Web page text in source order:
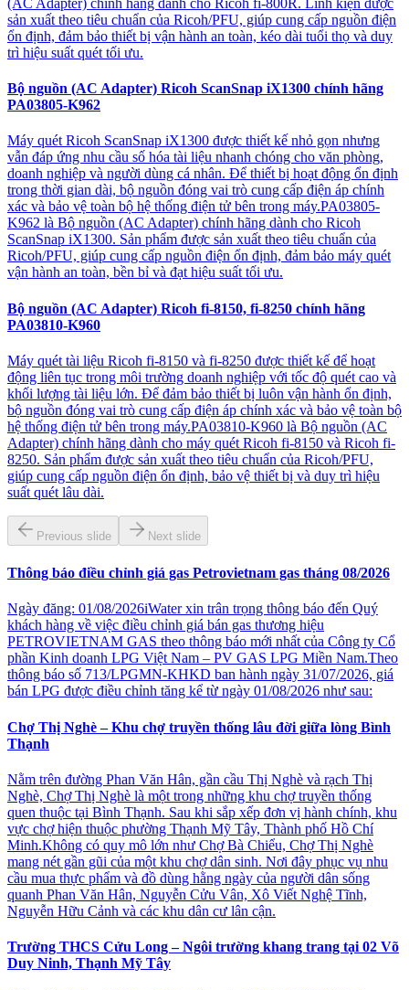
sản xuất theo tiêu chuẩn của Ricoh/PFU, giúp cung cấp nguồn điện
ổn định, đảm bảo thiết bị vận hành an toàn, kéo dài tuổi thọ và duy
trì hiệu suất quét tối ưu.
Bộ nguồn (AC Adapter) Ricoh ScanSnap iX1300 chính hãng
PA03805-K962
Máy quét Ricoh ScanSnap iX1300 được thiết kế nhỏ gọn nhưng
vẫn đáp ứng nhu cầu số hóa tài liệu nhanh chóng cho văn phòng,
doanh nghiệp và người dùng cá nhân. Để thiết bị hoạt động ổn định
trong thời gian dài, bộ nguồn đóng vai trò cung cấp điện áp chính
xác và bảo vệ toàn bộ hệ thống điện tử bên trong máy.PA03805-
K962 là Bộ nguồn (AC Adapter) chính hãng dành cho Ricoh
ScanSnap iX1300. Sản phẩm được sản xuất theo tiêu chuẩn của
Ricoh/PFU, giúp cung cấp nguồn điện ổn định, đảm bảo máy quét
vận hành an toàn, bền bỉ và đạt hiệu suất tối ưu.
Bộ nguồn (AC Adapter) Ricoh fi-8150, fi-8250 chính hãng
PA03810-K960
Máy quét tài liệu Ricoh fi-8150 và fi-8250 được thiết kế để hoạt
động liên tục trong môi trường doanh nghiệp với tốc độ quét cao và
khối lượng tài liệu lớn. Để đảm bảo thiết bị luôn vận hành ổn định,
bộ nguồn đóng vai trò cung cấp điện áp chính xác và bảo vệ toàn bộ
hệ thống điện tử bên trong máy.PA03810-K960 là Bộ nguồn (AC
Adapter) chính hãng dành cho máy quét Ricoh fi-8150 và Ricoh fi-
8250. Sản phẩm được sản xuất theo tiêu chuẩn của Ricoh/PFU,
giúp cung cấp nguồn điện ổn định, bảo vệ thiết bị và duy trì hiệu
suất quét lâu dài.
Previous slide Next slide
Thông báo điều chỉnh giá gas Petrovietnam gas tháng 08/2026
Ngày đăng: 01/08/2026iWater xin trân trọng thông báo đến Quý
khách hàng về việc điều chỉnh giá bán gas thương hiệu
PETROVIETNAM GAS theo thông báo mới nhất của Công ty Cổ
phần Kinh doanh LPG Việt Nam – PV GAS LPG Miền Nam.Theo
thông báo số 713/LPGMN-KHKD ban hành ngày 31/07/2026, giá
bán LPG được điều chỉnh tăng kể từ ngày 01/08/2026 như sau:
Chợ Thị Nghè – Khu chợ truyền thống lâu đời giữa lòng Bình
Thạnh
Nằm trên đường Phan Văn Hân, gần cầu Thị Nghè và rạch Thị
Nghè, Chợ Thị Nghè là một trong những khu chợ truyền thống
quen thuộc tại Bình Thạnh. Sau khi sắp xếp đơn vị hành chính, khu
vực chợ hiện thuộc phường Thạnh Mỹ Tây, Thành phố Hồ Chí
Minh.Không có quy mô lớn như Chợ Bà Chiểu, Chợ Thị Nghè
mang nét gần gũi của một khu chợ dân sinh. Nơi đây phục vụ nhu
cầu mua thực phẩm và đồ dùng hằng ngày của người dân sống
quanh Phan Văn Hân, Nguyễn Cửu Vân, Xô Viết Nghệ Tĩnh,
Nguyễn Hữu Cảnh và các khu dân cư lân cận.
Trường THCS Cửu Long – Ngôi trường khang trang tại 02 Võ
Duy Ninh, Thạnh Mỹ Tây